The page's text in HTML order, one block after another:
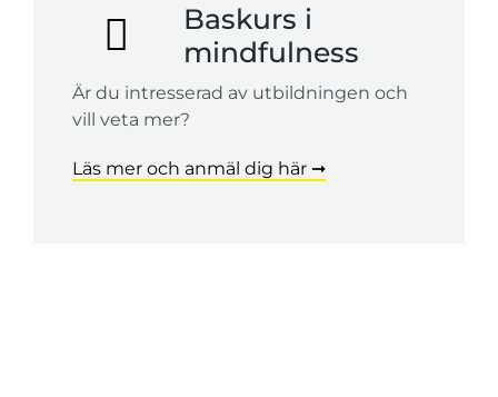
Baskurs i
mindfulness
Är du intresserad av utbildningen och
vill veta mer?
Läs mer och anmäl dig här ➞